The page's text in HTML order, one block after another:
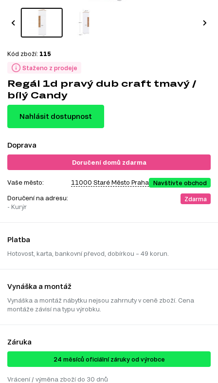
Staženo z prodeje
Kód zboží: 115
Regál 1d pravý dub craft tmavý /
bílý Candy
Nahlásit dostupnost
Doprava
Doručení domů zdarma
Vaše město: 11000 Staré Město Praha Navštivte obchod
Doručení na adresu:
- Kurýr
Zdarma
Platba
Hotovost, karta, bankovní převod, dobírkou – 49 korun.
Vynáška a montáž
Vynáška a montáž nábytku nejsou zahrnuty v ceně zboží. Cena
montáže závisí na typu výrobku.
Záruka
24 ​​​​měsíců oficiální záruky od výrobce
Vrácení / výměna zboží do 30 dnů